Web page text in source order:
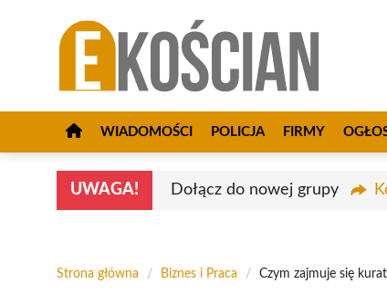
WIADOMOŚCI POLICJA FIRMY
UWAGA! Dołącz do nowej grupy
Strona główna / Biznes i Praca / Czym zajmuje się